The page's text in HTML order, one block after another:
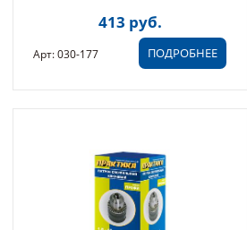
413 руб.
ПОДРОБНЕЕ
Арт: 030-177